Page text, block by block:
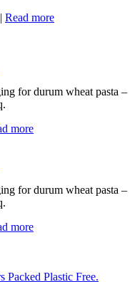
| Read more
for durum wheat pasta –
more
for durum wheat pasta –
more
Plastic Free.